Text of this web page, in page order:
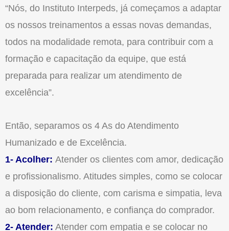
“Nós, do Instituto Interpeds, já começamos a adaptar
os nossos treinamentos a essas novas demandas,
todos na modalidade remota, para contribuir com a
formação e capacitação da equipe, que está
preparada para realizar um atendimento de
excelência”.
Então, separamos os 4 As do Atendimento
Humanizado e de Excelência.
1- Acolher: Atender os clientes com amor, dedicação
e profissionalismo. Atitudes simples, como se colocar
a disposição do cliente, com carisma e simpatia, leva
ao bom relacionamento, e confiança do comprador.
2- Atender: Atender com empatia e se colocar no